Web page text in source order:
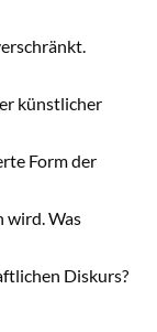
künstlicher
Form der
wird. Was
Diskurs?